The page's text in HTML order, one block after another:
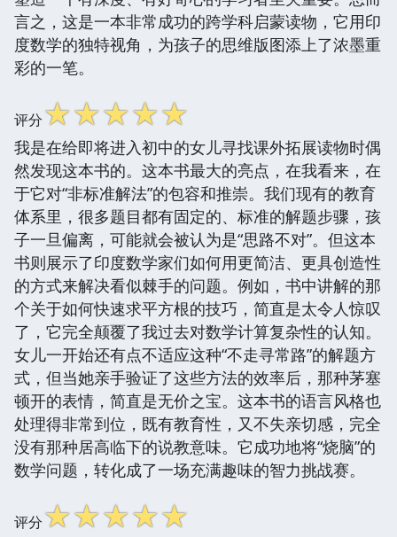
言之，这是一本非常成功的跨学科启蒙读物，它用印
度数学的独特视角，为孩子的思维版图添上了浓墨重
彩的一笔。
评分☆☆☆☆☆
我是在给即将进入初中的女儿寻找课外拓展读物时偶
然发现这本书的。这本书最大的亮点，在我看来，在
于它对“非标准解法”的包容和推崇。我们现有的教育
体系里，很多题目都有固定的、标准的解题步骤，孩
子一旦偏离，可能就会被认为是“思路不对”。但这本
书则展示了印度数学家们如何用更简洁、更具创造性
的方式来解决看似棘手的问题。例如，书中讲解的那
个关于如何快速求平方根的技巧，简直是太令人惊叹
了，它完全颠覆了我过去对数学计算复杂性的认知。
女儿一开始还有点不适应这种“不走寻常路”的解题方
式，但当她亲手验证了这些方法的效率后，那种茅塞
顿开的表情，简直是无价之宝。这本书的语言风格也
处理得非常到位，既有教育性，又不失亲切感，完全
没有那种居高临下的说教意味。它成功地将“烧脑”的
数学问题，转化成了一场充满趣味的智力挑战赛。
评分☆☆☆☆☆